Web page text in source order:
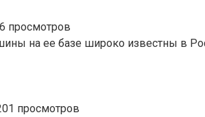
просмотров
на ее базе широко известны в
просмотров